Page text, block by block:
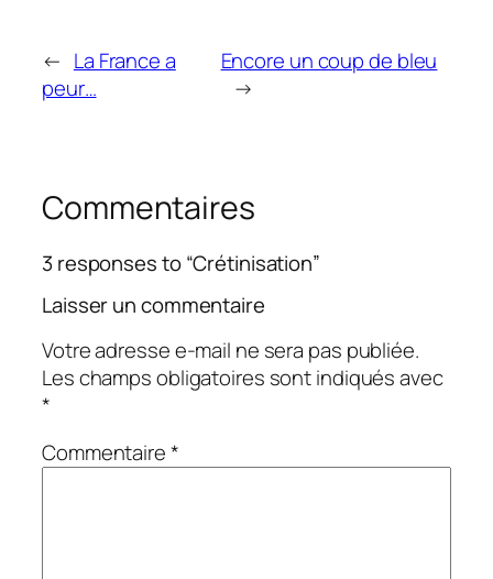
← La France a
peur…
Encore un coup de bleu
→
Commentaires
3 responses to “Crétinisation”
Laisser un commentaire
Votre adresse e-mail ne sera pas publiée.
Les champs obligatoires sont indiqués avec
*
Commentaire*